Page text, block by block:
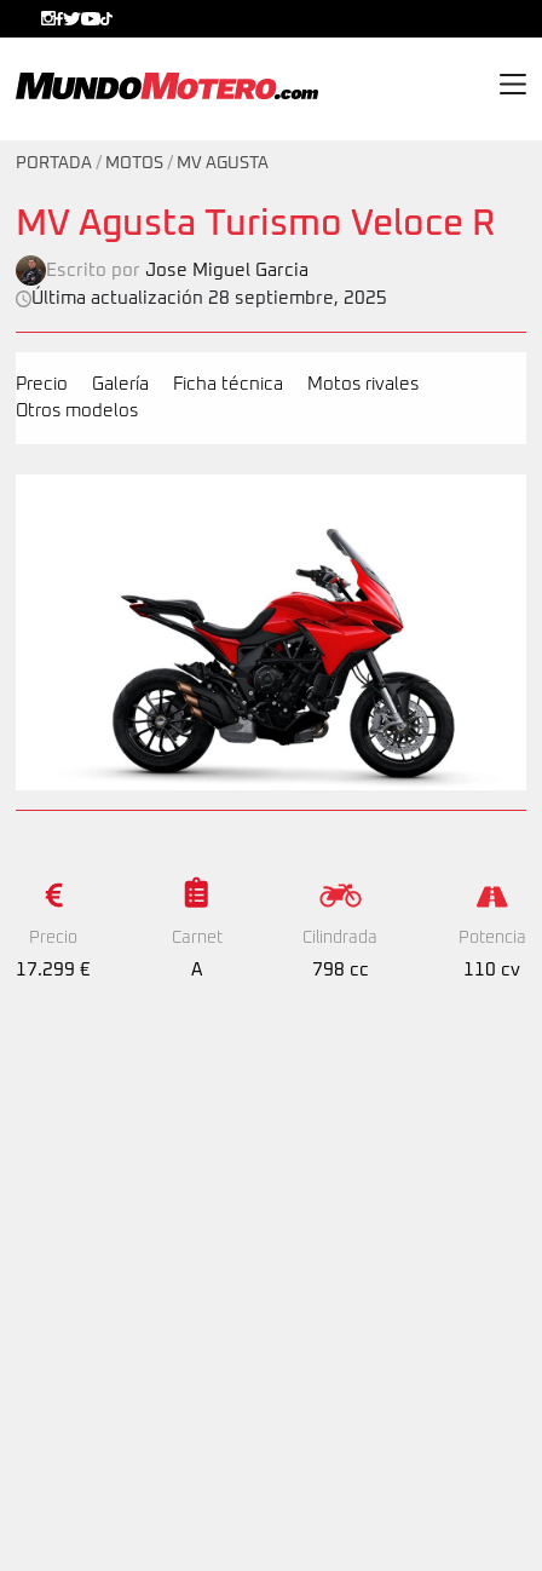
PORTADA / MOTOS / MV AGUSTA
MV Agusta Turismo Veloce R
Escrito por Jose Miguel Garcia
Última actualización 28 septiembre, 2025
Precio Galería Ficha técnica
Motos rivales
Otros modelos
Precio
17.299 €
Carnet
A
Cilindrada
798 cc
Potencia
110 cv